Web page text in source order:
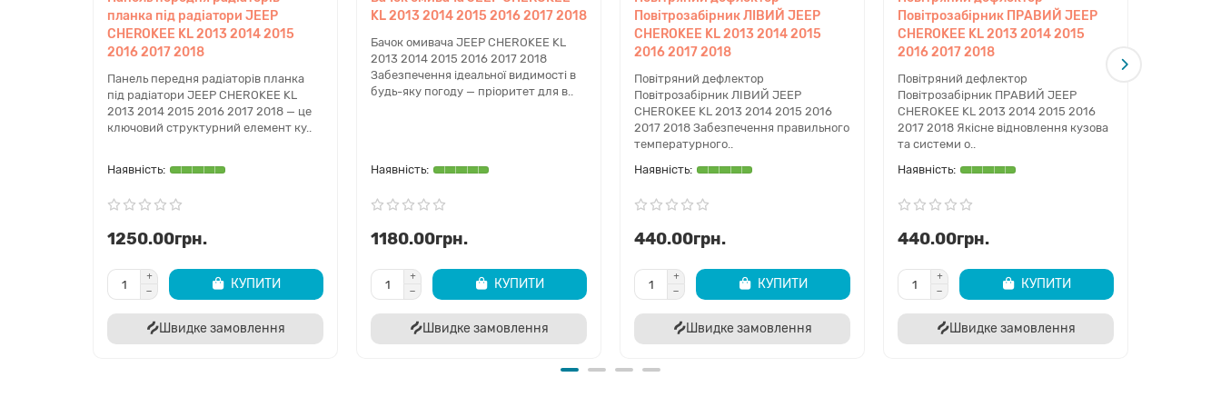
Які інструменти потрібні для монтажу цього кріплення?
Для встановлення зазвичай достатньо стандартного набору торцевих головок або ключів. Спеціального обладнання не потрібно, оскільки деталь встановлюється на
Замовляйте надійне кріплення акумулятора для вашого Jeep Cherokee KL вже сьогодні в dacar.shop! Забезпечте безпеку та стабільність роботи
електросистеми вашого авто за допомогою перевірених запчастин. Швидка відправка та професійний підбір гарантовані!
планка під радіатори JEEP
CHEROKEE KL 2013 2014 2015
2016 2017 2018
Панель передня радіаторів планка
під радіатори JEEP CHEROKEE KL
2013 2014 2015 2016 2017 2018 — це
ключовий структурний елемент ку..
1250.00грн.
КУПИТИ
Швидке замовлення
KL 2013 2014 2015 2016 2017 2018
Бачок омивача JEEP CHEROKEE KL
2013 2014 2015 2016 2017 2018
Забезпечення ідеальної видимості в
будь-яку погоду — пріоритет для в..
1180.00грн.
КУПИТИ
Швидке замовлення
Повітрозабірник ЛІВИЙ JEEP
CHEROKEE KL 2013 2014 2015
2016 2017 2018
Повітряний дефлектор
Повітрозабірник ЛІВИЙ JEEP
CHEROKEE KL 2013 2014 2015 2016
2017 2018 Забезпечення правильного
температурного..
440.00грн.
КУПИТИ
Швидке замовлення
Повітрозабірник ПРАВИЙ JEEP
CHEROKEE KL 2013 2014 2015
2016 2017 2018
Повітряний дефлектор
Повітрозабірник ПРАВИЙ JEEP
CHEROKEE KL 2013 2014 2015 2016
2017 2018 Якісне відновлення кузова
та системи о..
440.00грн.
КУПИТИ
Швидке замовлення